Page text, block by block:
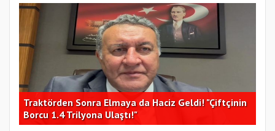
Traktörden Sonra Elmaya da Haciz Geldi! "Çiftçinin
Borcu 1.4 Trilyona Ulaştı!"